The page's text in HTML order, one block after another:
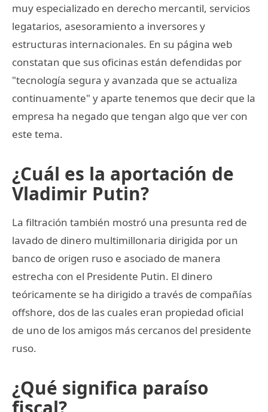
muy especializado en derecho mercantil, servicios
legatarios, asesoramiento a inversores y
estructuras internacionales. En su página web
constatan que sus oficinas están defendidas por
"tecnología segura y avanzada que se actualiza
continuamente" y aparte tenemos que decir que la
empresa ha negado que tengan algo que ver con
este tema.
¿Cuál es la aportación de
Vladimir Putin?
La filtración también mostró una presunta red de
lavado de dinero multimillonaria dirigida por un
banco de origen ruso e asociado de manera
estrecha con el Presidente Putin. El dinero
teóricamente se ha dirigido a través de compañías
offshore, dos de las cuales eran propiedad oficial
de uno de los amigos más cercanos del presidente
ruso.
¿Qué significa paraíso